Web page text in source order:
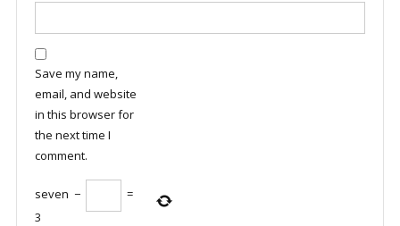
Save my name,
email, and website
in this browser for
the next time I
comment.
seven −
=
3